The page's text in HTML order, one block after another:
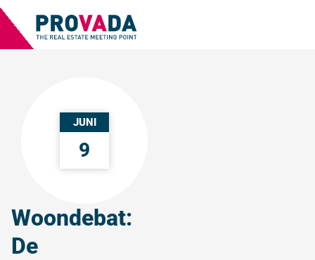
JUNI
9
Woondebat:
De